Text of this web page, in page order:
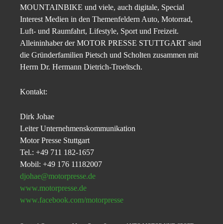
MOUNTAINBIKE und viele, auch digitale, Special
Interest Medien in den Themenfeldern Auto, Motorrad,
Luft- und Raumfahrt, Lifestyle, Sport und Freizeit.
Alleininhaber der MOTOR PRESSE STUTTGART sind
die Gründerfamilien Pietsch und Scholten zusammen mit
Herrn Dr. Hermann Dietrich-Troeltsch.
Kontakt:
Dirk Johae
Leiter Unternehmenskommunikation
Motor Presse Stuttgart
Tel.: +49 711 182-1657
Mobil: +49 176 11182007
djohae@motorpresse.de
www.motorpresse.de
www.facebook.com/motorpresse